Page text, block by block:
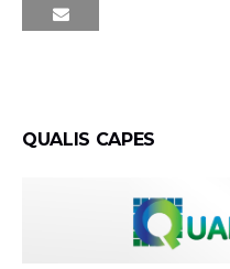
QUALIS CAPES